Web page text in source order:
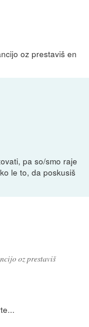
oz prestaviš en
pa so/smo raje
le to, da poskusiš
oz prestaviš